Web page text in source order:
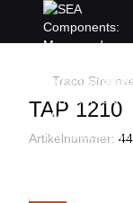
Traco
TAP 1210
Artikelnummer: